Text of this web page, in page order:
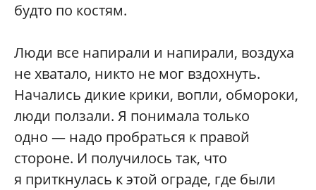
будто по костям.
Люди все напирали и напирали, воздуха
не хватало, никто не мог вздохнуть.
Начались дикие крики, вопли, обмороки,
люди ползали. Я понимала только
одно — надо пробраться к правой
стороне. И получилось так, что
я приткнулась к этой ограде, где были